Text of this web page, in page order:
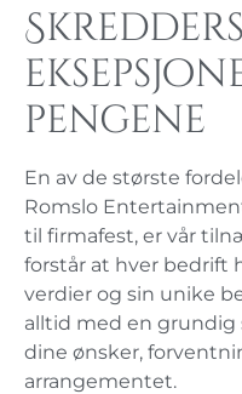
pengene
En av de største
Romslo
til firmafest, er vår
forstår at hver bedrift
verdier og sin unike
alltid med en grundig
dine ønsker,
arrangementet.